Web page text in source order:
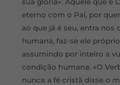
eterno com o Pai, por
ao que já é seu, entra nos
humana, faz-se ele
assumindo por inteiro a
condição humana. «O
nunca a fé cristã disse o